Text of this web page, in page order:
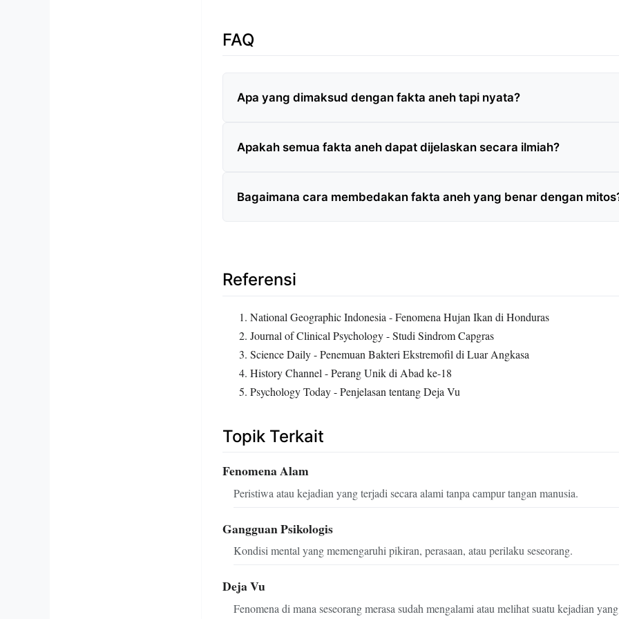
FAQ
Apa yang dimaksud dengan fakta aneh tapi nyata?
Apakah semua fakta aneh dapat dijelaskan secara ilmiah?
Bagaimana cara membedakan fakta aneh yang benar dengan
Referensi
National Geographic Indonesia - Fenomena Hujan Ikan di Honduras
Journal of Clinical Psychology - Studi Sindrom Capgras
Science Daily - Penemuan Bakteri Ekstremofil di Luar Angkasa
History Channel - Perang Unik di Abad ke-18
Psychology Today - Penjelasan tentang Deja Vu
Topik Terkait
Fenomena Alam
Peristiwa atau kejadian yang terjadi secara alami tanpa campur tangan manusia.
Gangguan Psikologis
Kondisi mental yang memengaruhi pikiran, perasaan, atau perilaku seseorang.
Deja Vu
Fenomena di mana seseorang merasa sudah mengalami atau melihat suatu kejadian